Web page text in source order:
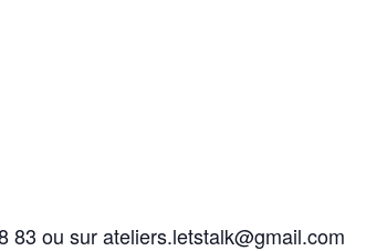
83 ou sur ateliers.letstalk@gmail.com